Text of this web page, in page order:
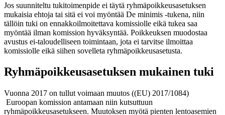
Jos suunniteltu tukitoimenpide ei täytä ryhmäpoikkeusasetuksen
mukaisia ehtoja tai sitä ei voi myöntää De minimis -tukena, niin
tällöin tuki on ennakkoilmoitettava komissiolle eikä tukea saa
myöntää ilman komission hyväksyntää. Poikkeuksen muodostaa
avustus ei-taloudelliseen toimintaan, jota ei tarvitse ilmoittaa
komissiolle eikä siihen sovelleta ryhmäpoikkeusasetusta.
Ryhmäpoikkeusasetuksen mukainen tuki
Vuonna 2017 on tullut voimaan muutos ((EU) 2017/1084)
Euroopan komission antamaan niin kutsuttuun
ryhmäpoikkeusasetukseen. Muutoksen myötä pienten lentoasemien